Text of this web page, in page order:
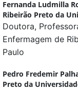
Fernanda Ludmilla
Ribeirão Preto da
Doutora,
Enfermagem de
Paulo
Pedro Fredemir
Preto da